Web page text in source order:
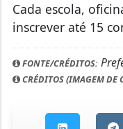
Cada escola,
inscrever até 15
FONTE/CRÉDITOS:
CRÉDITOS (IMAGEM DE